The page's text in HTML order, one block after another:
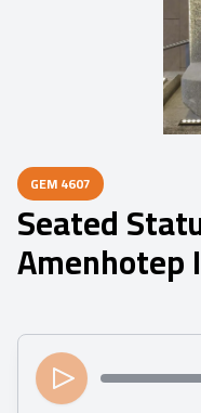
GEM4607
Seated
Amenhotep